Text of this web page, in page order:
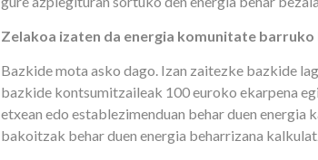
Zelakoa izaten da energia komunitate barruko
Bazkide mota asko dago. Izan zaitezke bazkide
bazkide kontsumitzaileak 100 euroko ekarpena
etxean edo establezimenduan behar duen
bakoitzak behar duen energia beharrizana